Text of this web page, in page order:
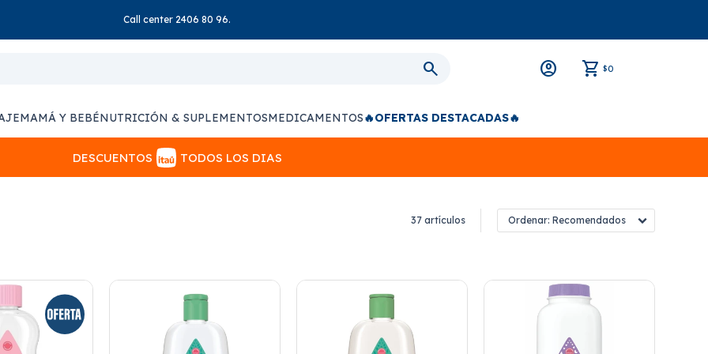
Call center 2406 80 96.
$0
MAMÁ Y BEBÉNUTRICIÓN & SUPLEMENTOSMEDICAMENTOS🔥OFERTAS DESTACADAS🔥
DESCUENTOS TODOS LOS DIAS
37 artículos Recomendados